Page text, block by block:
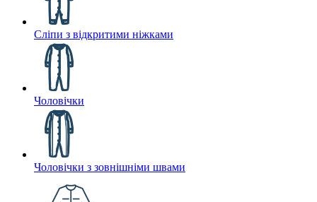
Сліпи з відкритими ніжками
Чоловічки
Чоловічки з зовнішніми швами